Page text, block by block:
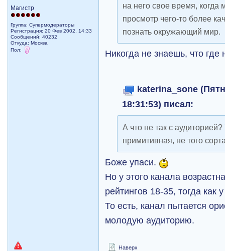
Магистр
Группа: Супермодераторы
Регистрация: 20 Фев 2002, 14:33
Сообщений: 40232
Откуда: Москва
Пол:
на него свое время, когда
просмотр чего-то более
познать окружающий мир.
Никогда не знаешь, что
katerina_sone
18:31:53) писал:
А что не так с
примитивная, не того
Боже упаси.
Но у этого канала
рейтингов 18-35, тогда как
То есть, канал пытается
молодую аудиторию.
Наверх